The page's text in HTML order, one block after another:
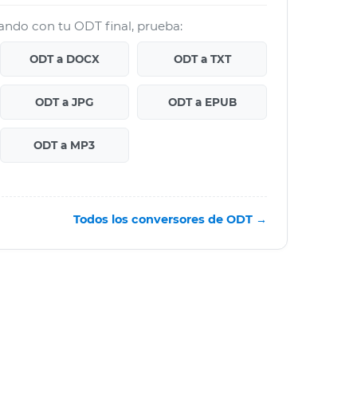
con tu ODT final, prueba:
ODT a DOCX ODT a TXT
ODT a JPG ODT a EPUB
ODT a MP3
Todos los conversores de ODT →